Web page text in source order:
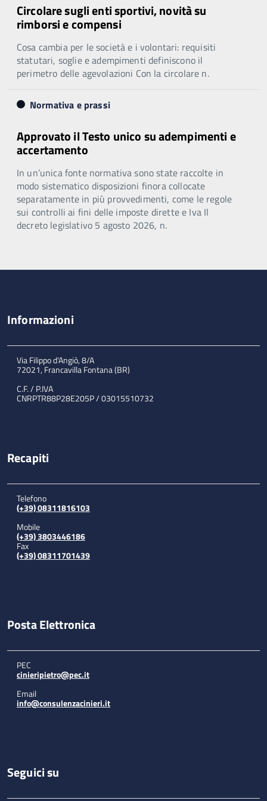
Circolare sugli enti sportivi, novità su
rimborsi e compensi
Cosa cambia per le società e i volontari: requisiti
statutari, soglie e adempimenti definiscono il
perimetro delle agevolazioni Con la circolare n.
Normativa e prassi
Approvato il Testo unico su adempimenti e
accertamento
In un’unica fonte normativa sono state raccolte in
modo sistematico disposizioni finora collocate
separatamente in più provvedimenti, come le regole
sui controlli ai fini delle imposte dirette e Iva Il
decreto legislativo 5 agosto 2026, n.
Informazioni
Via Filippo d'Angiò, 8/A
72021, Francavilla Fontana (BR)
C.F. / P.IVA
CNRPTR88P28E205P / 03015510732
Recapiti
Telefono
(+39) 08311816103
Mobile
(+39) 3803446186
Fax
(+39) 08311701439
Posta Elettronica
PEC
cinieripietro@pec.it
Email
info@consulenzacinieri.it
Seguici su